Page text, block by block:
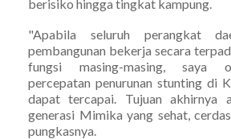
berisiko hingga tingkat kampung.
"Apabila seluruh perangkat
pembangunan bekerja secara
fungsi masing-masing, saya
percepatan penurunan stunting di
dapat tercapai. Tujuan akhirnya
generasi Mimika yang sehat,
pungkasnya.